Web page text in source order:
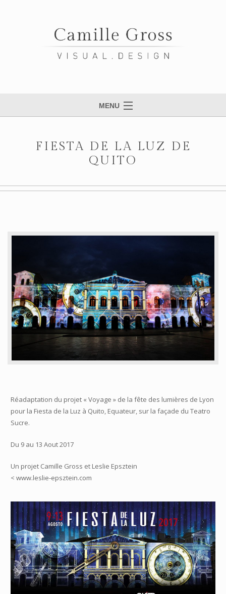
MENU
FIESTA DE LA LUZ DE
QUITO
Réadaptation du projet « Voyage » de la fête des lumières de Lyon
pour la Fiesta de la Luz à Quito, Equateur, sur la façade du Teatro
Sucre.
Du 9 au 13 Aout 2017
Un projet Camille Gross et Leslie Epsztein
< www.leslie-epsztein.com